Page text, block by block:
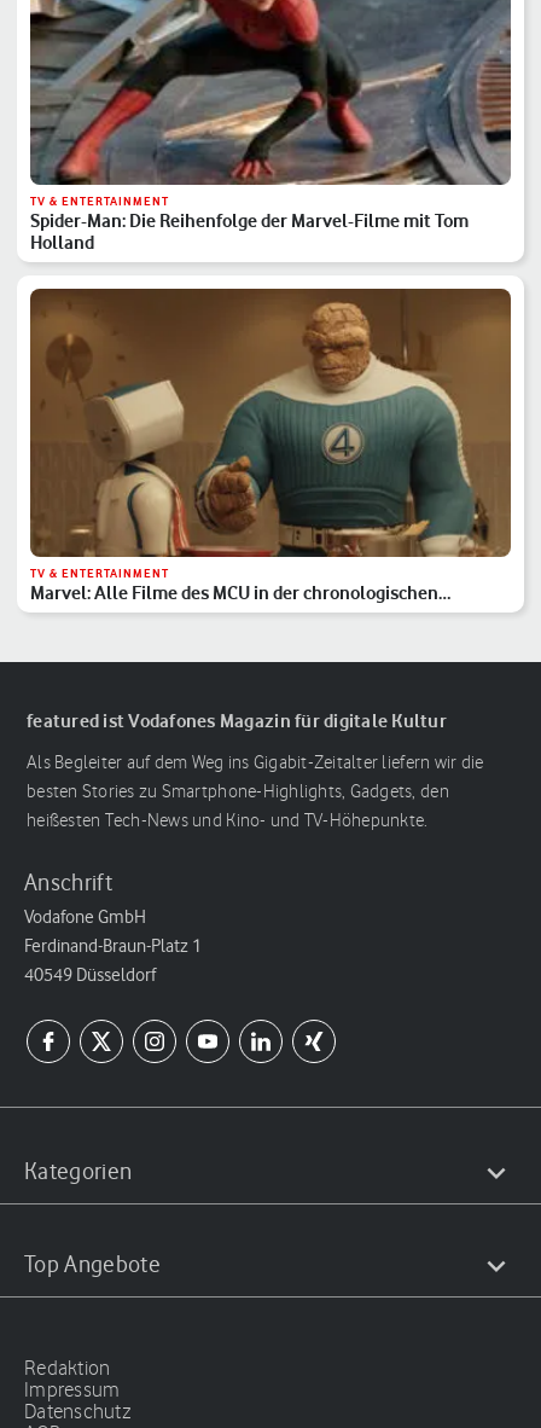
TV & ENTERTAINMENT
Spider-Man: Die Reihenfolge der Marvel-Filme mit Tom
Holland
TV & ENTERTAINMENT
Marvel: Alle Filme des MCU in der chronologischen
Reihenfolge
featured ist Vodafones Magazin für digitale Kultur
Als Begleiter auf dem Weg ins Gigabit-Zeitalter liefern wir die
besten Stories zu Smartphone-Highlights, Gadgets, den
heißesten Tech-News und Kino- und TV-Höhepunkte.
Anschrift
Vodafone GmbH
Ferdinand-Braun-Platz 1
40549 Düsseldorf
Kategorien
Top Angebote
Redaktion
Impressum
Datenschutz